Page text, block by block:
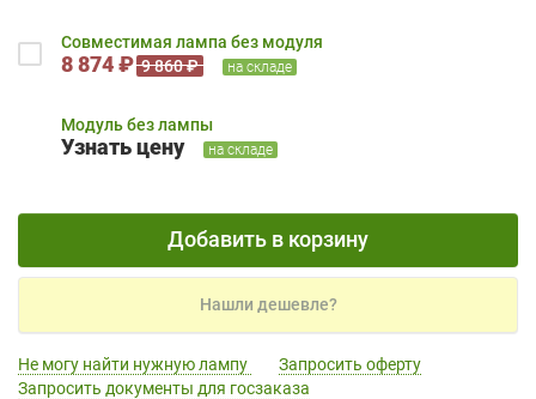
Совместимая лампа без модуля
8 874 ₽ 9 860 ₽ на складе
Модуль без лампы
Узнать цену на складе
Добавить в корзину
Нашли дешевле?
Не могу найти нужную лампу
Запросить оферту
Запросить документы для госзаказа